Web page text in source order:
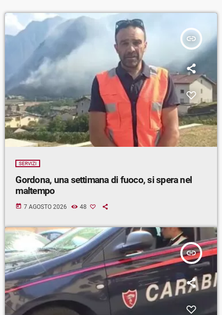
insert_link
SERVIZI
Gordona, una settimana di fuoco, si spera nel
maltempo
today 7 AGOSTO 2026 48
insert_link